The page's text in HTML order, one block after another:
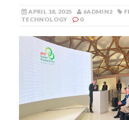
APRIL 18, 2025 6ADMIN2
TECHNOLOGY
0